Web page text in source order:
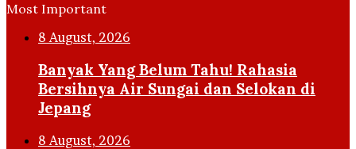
Most Important
8 August, 2026
Banyak Yang Belum Tahu! Rahasia
Bersihnya Air Sungai dan Selokan di
Jepang
8 August, 2026